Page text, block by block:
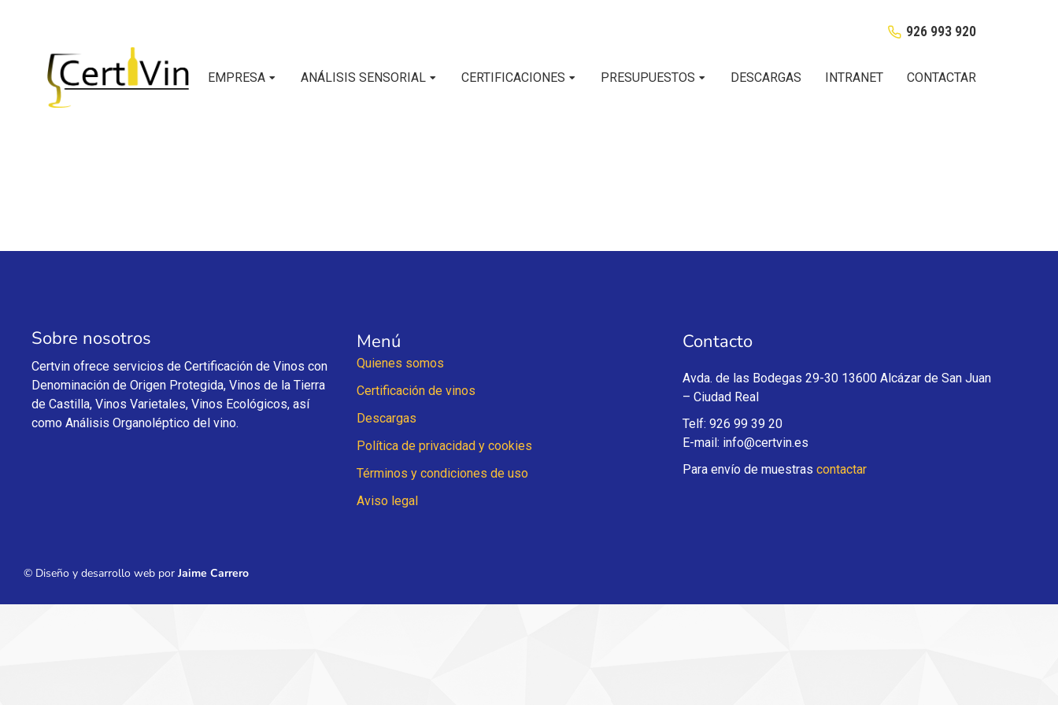
926 993 920
EMPRESA ANÁLISIS SENSORIAL CERTIFICACIONES PRESUPUESTOS DESCARGAS INTRANET CONTACTAR
Sobre nosotros
Certvin ofrece servicios de Certificación de Vinos con
Denominación de Origen Protegida, Vinos de la Tierra
de Castilla, Vinos Varietales, Vinos Ecológicos, así
como Análisis Organoléptico del vino.
Menú
Quienes somos
Certificación de vinos
Descargas
Política de privacidad y cookies
Términos y condiciones de uso
Aviso legal
Contacto
Avda. de las Bodegas 29-30 13600 Alcázar de San Juan
– Ciudad Real
Telf: 926 99 39 20
E-mail: info@certvin.es
Para envío de muestras contactar
© Diseño y desarrollo web por Jaime Carrero